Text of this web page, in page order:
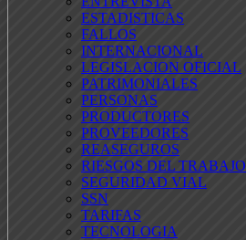
ESTADISTICAS
FALLOS
INTERNACIONAL
LEGISLACION OFICIAL
PATRIMONIALES
PERSONAS
PRODUCTORES
PROVEEDORES
REASEGUROS
RIESGOS DEL TRABAJO
SEGURIDAD VIAL
SSN
TARIFAS
TECNOLOGIA